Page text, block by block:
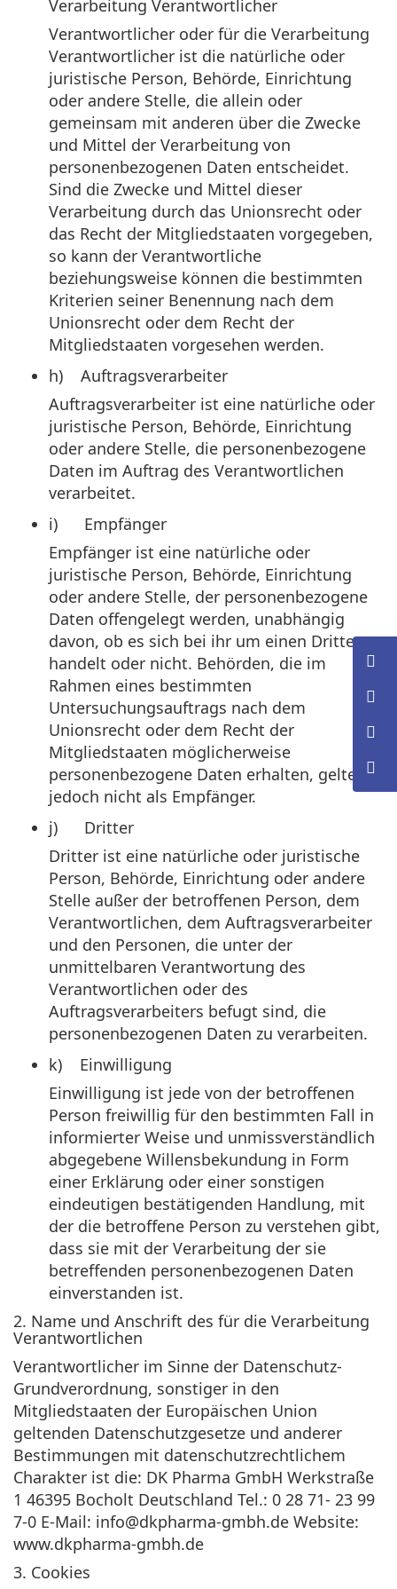
Verarbeitung Verantwortlicher
Verantwortlicher oder für die Verarbeitung
Verantwortlicher ist die natürliche oder
juristische Person, Behörde, Einrichtung
oder andere Stelle, die allein oder
gemeinsam mit anderen über die Zwecke
und Mittel der Verarbeitung von
personenbezogenen Daten entscheidet.
Sind die Zwecke und Mittel dieser
Verarbeitung durch das Unionsrecht oder
das Recht der Mitgliedstaaten vorgegeben,
so kann der Verantwortliche
beziehungsweise können die bestimmten
Kriterien seiner Benennung nach dem
Unionsrecht oder dem Recht der
Mitgliedstaaten vorgesehen werden.
h) Auftragsverarbeiter
Auftragsverarbeiter ist eine natürliche oder
juristische Person, Behörde, Einrichtung
oder andere Stelle, die personenbezogene
Daten im Auftrag des Verantwortlichen
verarbeitet.
i) Empfänger
Empfänger ist eine natürliche oder
juristische Person, Behörde, Einrichtung
oder andere Stelle, der personenbezogene
Daten offengelegt werden, unabhängig
davon, ob es sich bei ihr um einen Dritten
handelt oder nicht. Behörden, die im
Rahmen eines bestimmten
Untersuchungsauftrags nach dem
Unionsrecht oder dem Recht der
Mitgliedstaaten möglicherweise
personenbezogene Daten erhalten, gelten
jedoch nicht als Empfänger.
j) Dritter
Dritter ist eine natürliche oder juristische
Person, Behörde, Einrichtung oder andere
Stelle außer der betroffenen Person, dem
Verantwortlichen, dem Auftragsverarbeiter
und den Personen, die unter der
unmittelbaren Verantwortung des
Verantwortlichen oder des
Auftragsverarbeiters befugt sind, die
personenbezogenen Daten zu verarbeiten.
k) Einwilligung
Einwilligung ist jede von der betroffenen
Person freiwillig für den bestimmten Fall in
informierter Weise und unmissverständlich
abgegebene Willensbekundung in Form
einer Erklärung oder einer sonstigen
eindeutigen bestätigenden Handlung, mit
der die betroffene Person zu verstehen gibt,
dass sie mit der Verarbeitung der sie
betreffenden personenbezogenen Daten
einverstanden ist.
2. Name und Anschrift des für die Verarbeitung
Verantwortlichen
Verantwortlicher im Sinne der Datenschutz-
Grundverordnung, sonstiger in den
Mitgliedstaaten der Europäischen Union
geltenden Datenschutzgesetze und anderer
Bestimmungen mit datenschutzrechtlichem
Charakter ist die: DK Pharma GmbH Werkstraße
1 46395 Bocholt Deutschland Tel.: 0 28 71- 23 99
7-0 E-Mail: info@dkpharma-gmbh.de Website:
www.dkpharma-gmbh.de
3. Cookies